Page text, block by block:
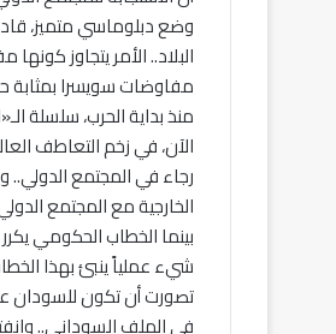
وضع دبلوماسي متميز،
البلاد.. الأمر يتجاوز
مفاوضات سويسرا بمثابة
منذ بداية الحرب، سلسلة
الآن، في زخم التعاطف
رجاء في المجتمع
الخارجية مع المجتمع
بينما الخطاب الحكومي
شيء عملياً ينبئ بهذا
تصورت أن تكون للسودان
في الملف السوداني..